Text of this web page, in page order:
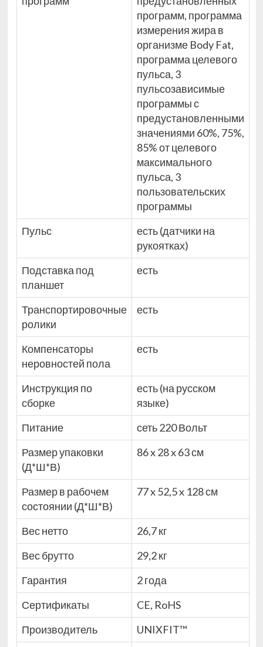
программ, программа
измерения жира в
организме Body Fat,
программа целевого
пульса, 3
пульсозависимые
программы с
предустановленными
значениями 60%, 75%,
85% от целевого
максимального
пульса, 3
пользовательских
программы
Пульс
есть (датчики на
рукоятках)
Подставка под
планшет
есть
Транспортировочные
ролики
есть
Компенсаторы
неровностей пола
есть
Инструкция по
сборке
есть (на русском
языке)
Питание
сеть 220 Вольт
Размер упаковки
(Д*Ш*В)
86 x 28 x 63 см
Размер в рабочем
состоянии (Д*Ш*В)
77 x 52,5 x 128 см
Вес нетто
26,7 кг
Вес брутто
29,2 кг
Гарантия
2 года
Сертификаты
CE, RoHS
Производитель
UNIXFIT™